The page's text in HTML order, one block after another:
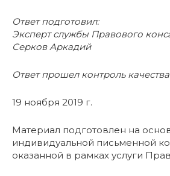
Ответ подготовил:
Эксперт службы Правового
Серков Аркадий
Ответ прошел контроль качества
19 ноября 2019 г.
Материал подготовлен на
индивидуальной письменной
оказанной в рамках услуги